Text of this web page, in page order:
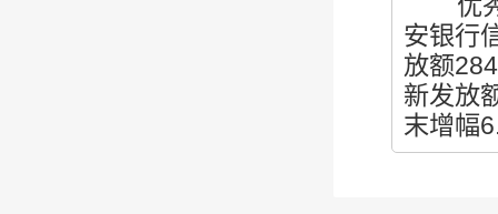
安银行
放额
新发放
末增幅